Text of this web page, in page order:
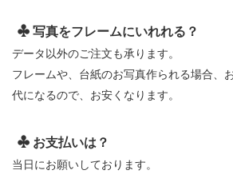
写真をフレームにいれれる？
データ以外のご注文も承ります。
フレームや、台紙のお写真作られる場合、
代になるので、お安くなります。
お支払いは？
当日にお願いしております。